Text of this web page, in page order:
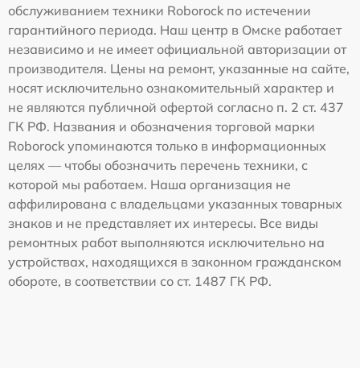
обслуживанием техники Roborock по истечении
гарантийного периода. Наш центр в Омске работает
независимо и не имеет официальной авторизации от
производителя. Цены на ремонт, указанные на сайте,
носят исключительно ознакомительный характер и
не являются публичной офертой согласно п. 2 ст. 437
ГК РФ. Названия и обозначения торговой марки
Roborock упоминаются только в информационных
целях — чтобы обозначить перечень техники, с
которой мы работаем. Наша организация не
аффилирована с владельцами указанных товарных
знаков и не представляет их интересы. Все виды
ремонтных работ выполняются исключительно на
устройствах, находящихся в законном гражданском
обороте, в соответствии со ст. 1487 ГК РФ.